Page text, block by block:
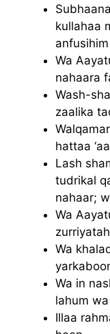
kullahaa
Wa
nahaara
Wash-
zaalika
hattaa
Lash
tudrikal
nahaar;
Wa
Wa
Wa in
lahum
Illaa